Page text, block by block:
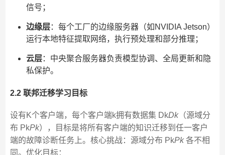
信号；
边缘层：每个工厂的边缘服务器（如NVIDIA Jetson）
运行本地特征提取网络，执行预处理和部分推理；
云层：中央聚合服务器负责模型协调、全局更新和隐
私保护。
2.2 联邦迁移学习目标
设有K个客户端，每个客户端k拥有数据集 DkDk​（源域分
布 PkPk​），目标是将所有客户端的知识迁移到任一客户
端的故障诊断任务上。核心挑战：源域分布 PkPk​ 各不相
同。优化目标：